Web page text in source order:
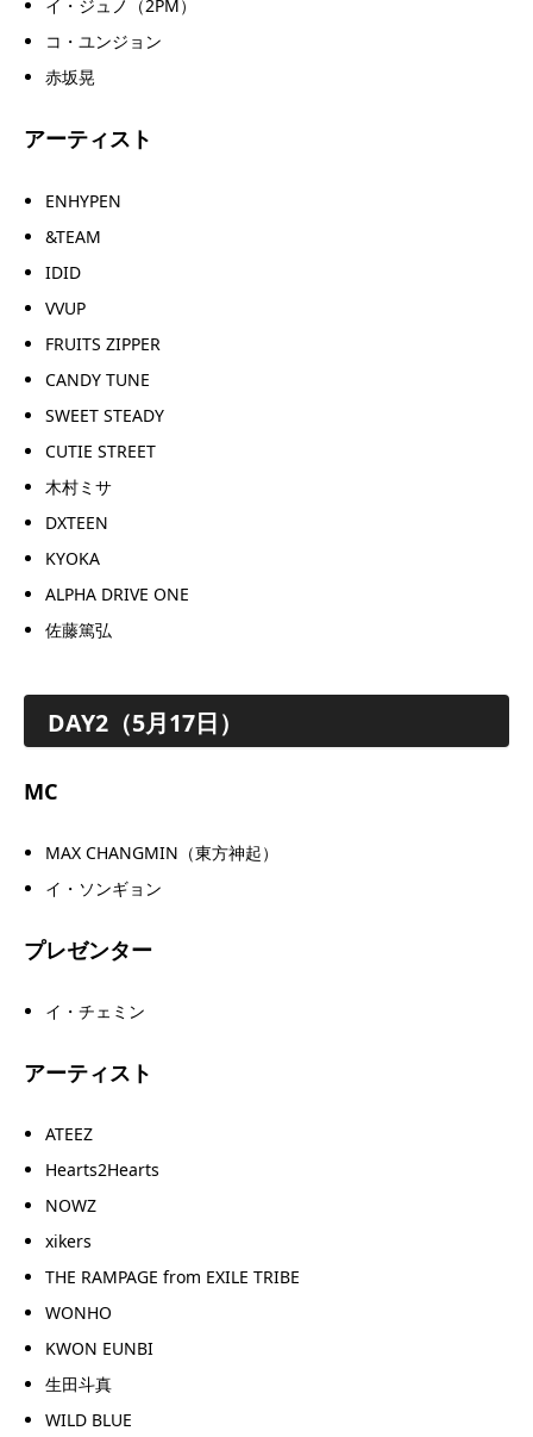
イ・ジュノ（2PM）
コ・ユンジョン
赤坂晃
アーティスト
ENHYPEN
&TEAM
IDID
VVUP
FRUITS ZIPPER
CANDY TUNE
SWEET STEADY
CUTIE STREET
木村ミサ
DXTEEN
KYOKA
ALPHA DRIVE ONE
佐藤篤弘
DAY2（5月17日）
MC
MAX CHANGMIN（東方神起）
イ・ソンギョン
プレゼンター
イ・チェミン
アーティスト
ATEEZ
Hearts2Hearts
NOWZ
xikers
THE RAMPAGE from EXILE TRIBE
WONHO
KWON EUNBI
生田斗真
WILD BLUE